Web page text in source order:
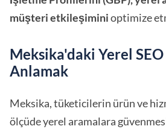
müşteri etkileşiminioptimize
Meksika'daki Yerel SEO
Anlamak
Meksika, tüketicilerin ürün ve
ölçüde yerel aramalara